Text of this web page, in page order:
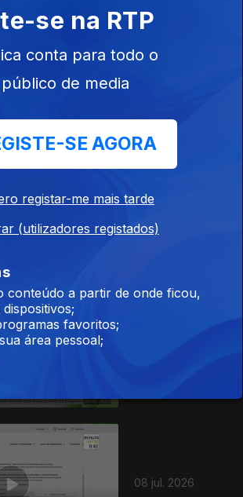
10 jul. 2026
08 jul. 2026
se na RTP
conta para todo o
de media
SE AGORA
registar-me mais tarde
(utilizadores registados)
conteúdo a partir de onde ficou,
favoritos;
área pessoal;